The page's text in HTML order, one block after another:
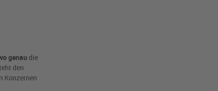
genau die
den
Konzernen